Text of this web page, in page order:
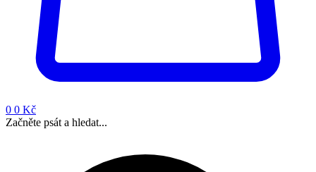
0 0 Kč
Začněte psát a hledat...